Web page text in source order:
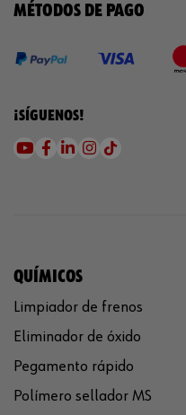
MÉTODOS DE PAGO
¡SÍGUENOS!
QUÍMICOS
Limpiador de frenos
Eliminador de óxido
Pegamento rápido
Polímero sellador MS